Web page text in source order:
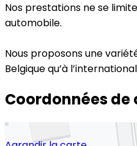
Nos prestations ne se
automobile.
Nous proposons une
Belgique qu’à
Coordonnées